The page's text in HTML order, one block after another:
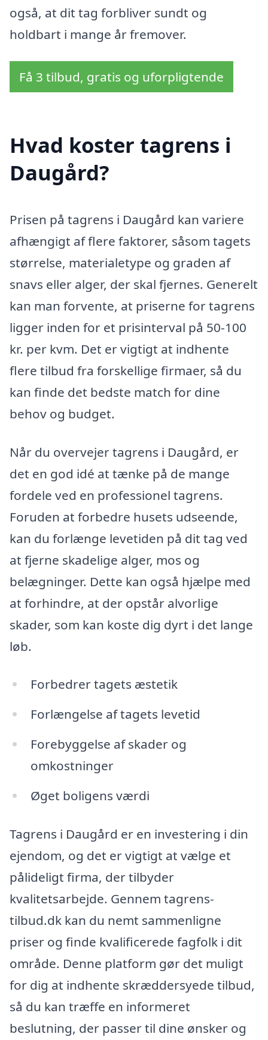
også, at dit tag forbliver sundt og
holdbart i mange år fremover.
Få 3 tilbud, gratis og uforpligtende
Hvad koster tagrens i
Daugård?
Prisen på tagrens i Daugård kan variere
afhængigt af flere faktorer, såsom tagets
størrelse, materialetype og graden af
snavs eller alger, der skal fjernes. Generelt
kan man forvente, at priserne for tagrens
ligger inden for et prisinterval på 50-100
kr. per kvm. Det er vigtigt at indhente
flere tilbud fra forskellige firmaer, så du
kan finde det bedste match for dine
behov og budget.
Når du overvejer tagrens i Daugård, er
det en god idé at tænke på de mange
fordele ved en professionel tagrens.
Foruden at forbedre husets udseende,
kan du forlænge levetiden på dit tag ved
at fjerne skadelige alger, mos og
belægninger. Dette kan også hjælpe med
at forhindre, at der opstår alvorlige
skader, som kan koste dig dyrt i det lange
løb.
Forbedrer tagets æstetik
Forlængelse af tagets levetid
Forebyggelse af skader og
omkostninger
Øget boligens værdi
Tagrens i Daugård er en investering i din
ejendom, og det er vigtigt at vælge et
pålideligt firma, der tilbyder
kvalitetsarbejde. Gennem tagrens-
tilbud.dk kan du nemt sammenligne
priser og finde kvalificerede fagfolk i dit
område. Denne platform gør det muligt
for dig at indhente skræddersyede tilbud,
så du kan træffe en informeret
beslutning, der passer til dine ønsker og